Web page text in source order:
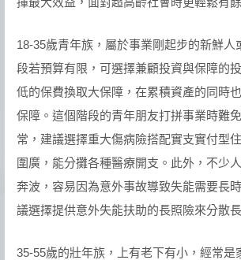
18-35歲青年族，屬於事業剛起步的新鮮人
段若預算有限，可選擇兼顧投資與保障的
低的保費換取大保障，在累積資產的同時
保障。這個階段的青年朋友打拼事業時難
常，建議選擇重大傷病險搭配實支實付型
圍廣，能分攤各種醫療開支。此外，不少
奔波，容易因為意外事故導致失能需要長
議選擇提供意外失能扶助的長照險來分散
35-55歲的壯年族，上有老下有小，經常是